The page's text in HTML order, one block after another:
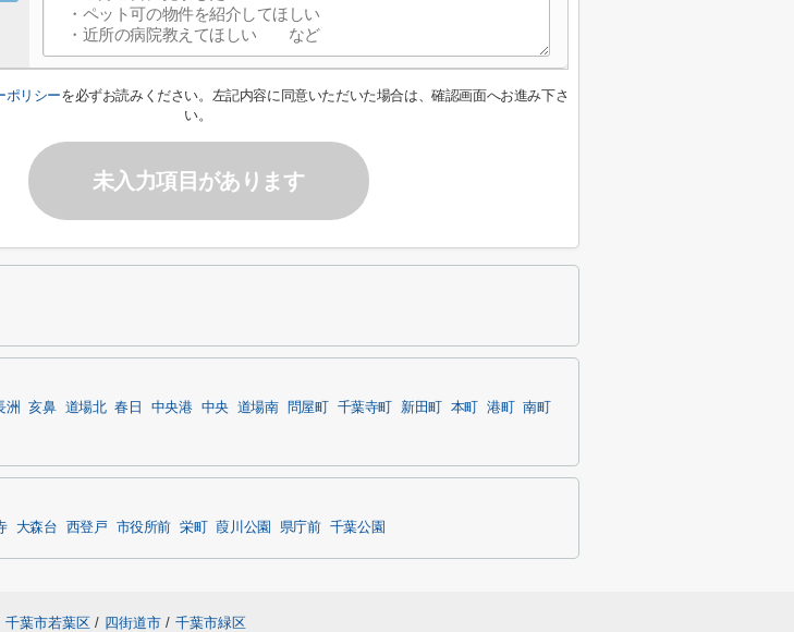
ポリシーを必ずお読みください。左記内容に同意いただいた場合は、確認画面へお進み下さ
い。
未入力項目があります
洲 亥鼻 道場北 春日 中央港 中央 道場南 問屋町 千葉寺町 新田町 本町 港町
南町
大森台 西登戸 市役所前 栄町 葭川公園 県庁前 千葉公園
千葉市若葉区 / 四街道市 / 千葉市緑区